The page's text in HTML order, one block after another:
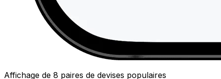
Affichage de 8 paires de devises populaires